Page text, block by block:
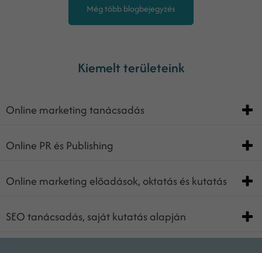
Még több blogbejegyzés
Kiemelt területeink
Online marketing tanácsadás
Online PR és Publishing
Online marketing előadások, oktatás és kutatás
SEO tanácsadás, saját kutatás alapján